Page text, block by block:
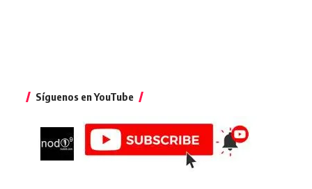
Síguenos en YouTube